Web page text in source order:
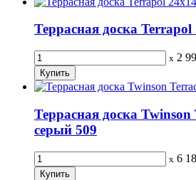
Террасная доска Terrapol
x 2
Террасная доска
серый 509
x 6